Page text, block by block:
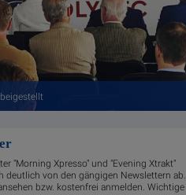
"Morning Xpresso" und "Evening Xtrakt"
deutlich von den gängigen Newslettern ab.
bzw. kostenfrei anmelden. Wichtige